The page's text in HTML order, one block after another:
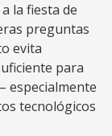
la fiesta de
preguntas
evita
para
especialmente
tecnológicos